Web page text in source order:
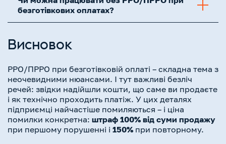
безготівкових оплатах?
Висновок
РРО/ПРРО при безготівковій оплаті – складна тема з
неочевидними нюансами. І тут важливі безліч
речей: звідки надійшли кошти, що саме ви продаєте
і як технічно проходить платіж. У цих деталях
підприємці найчастіше помиляються – і ціна
помилки конкретна: штраф 100% від суми продажу
при першому порушенні і 150% при повторному.